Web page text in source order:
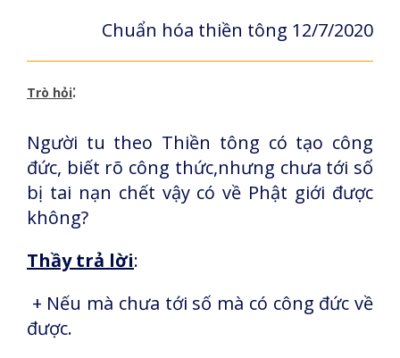
Chuẩn hóa thiền tông 12/7/2020
Trò hỏi:
Người tu theo Thiền tông có tạo công
đức, biết rõ công thức,nhưng chưa tới số
bị tai nạn chết vậy có về Phật giới được
không?
Thầy trả lời:
+ Nếu mà chưa tới số mà có công đức về
được.